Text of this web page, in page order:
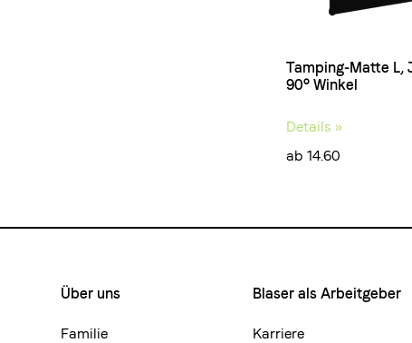
Tamping-Matte L,
90° Winkel
Details »
ab 14.60
Footermenue-
neu
Über uns
Familie
Blaser als Arbeitgeber
Karriere